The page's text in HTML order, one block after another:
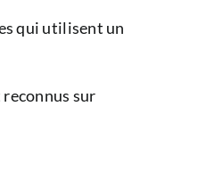
qui utilisent un
sur